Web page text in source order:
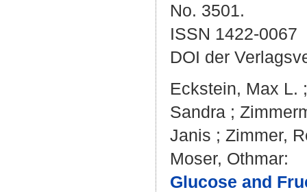
No. 3501.
ISSN 1422-0067
DOI der
Eckstein, Max L.
Sandra ;
Janis ; Zimmer,
Moser, Othmar:
Glucose and